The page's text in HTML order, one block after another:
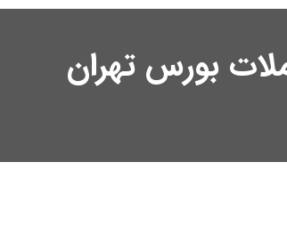
بر تابلوی معاملات بورس تهران